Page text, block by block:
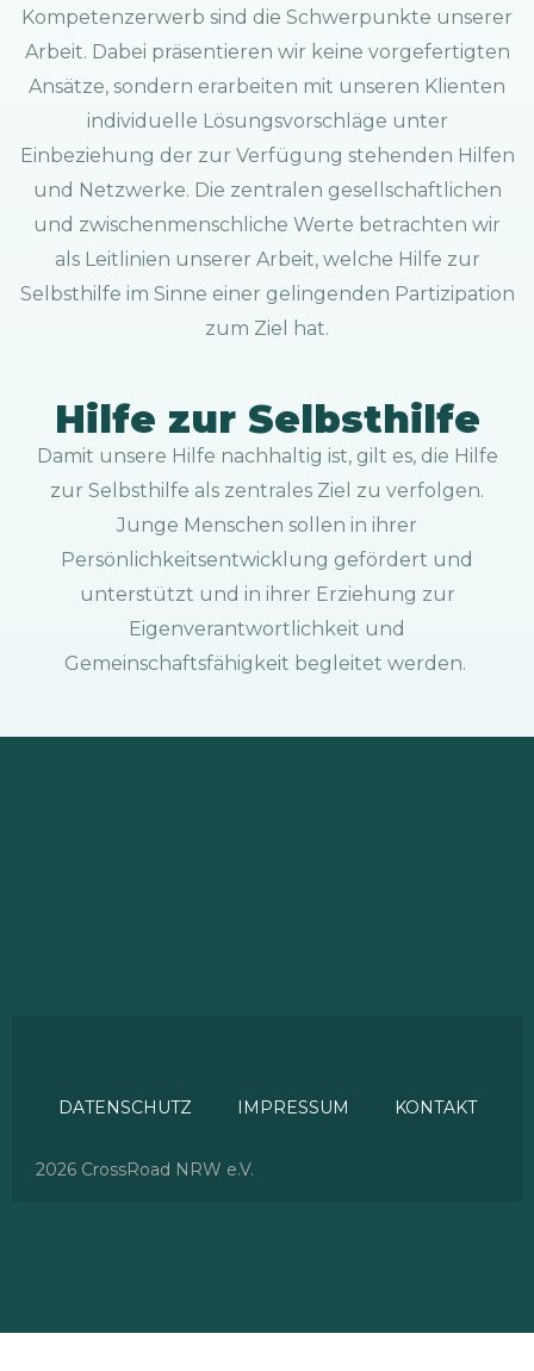
Kompetenzerwerb sind die Schwerpunkte unserer
Arbeit. Dabei präsentieren wir keine vorgefertigten
Ansätze, sondern erarbeiten mit unseren Klienten
individuelle Lösungsvorschläge unter
Einbeziehung der zur Verfügung stehenden Hilfen
und Netzwerke. Die zentralen gesellschaftlichen
und zwischenmenschliche Werte betrachten wir
als Leitlinien unserer Arbeit, welche Hilfe zur
Selbsthilfe im Sinne einer gelingenden Partizipation
zum Ziel hat.
Hilfe zur Selbsthilfe
Damit unsere Hilfe nachhaltig ist, gilt es, die Hilfe
zur Selbsthilfe als zentrales Ziel zu verfolgen.
Junge Menschen sollen in ihrer
Persönlichkeitsentwicklung gefördert und
unterstützt und in ihrer Erziehung zur
Eigenverantwortlichkeit und
Gemeinschaftsfähigkeit begleitet werden.
DATENSCHUTZ IMPRESSUM KONTAKT
2026 CrossRoad NRW e.V.